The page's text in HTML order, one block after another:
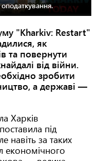
"Kharkiv: Restart"
як
та повернути
від війни.
зробити
а державі —
Харків
під
навіть за таких
економічного